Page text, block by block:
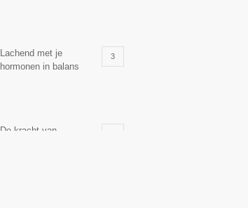
Lachend met je
hormonen in balans
3
De kracht van